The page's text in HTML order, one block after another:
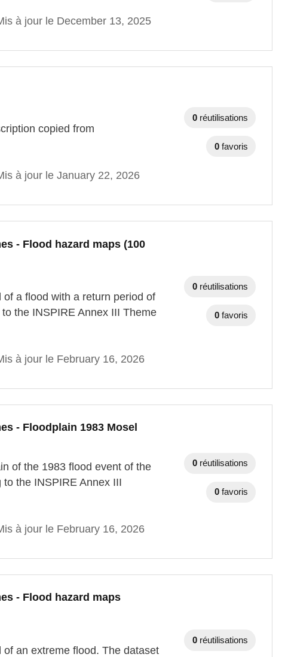
à jour le December 13, 2025
copied from
à jour le January 22, 2026
0 réutilisations
0 favoris
- Flood hazard maps (100
a flood with a return period of
the INSPIRE Annex III Theme
à jour le February 16, 2026
0 réutilisations
0 favoris
- Floodplain 1983 Mosel
of the 1983 flood event of the
the INSPIRE Annex III
à jour le February 16, 2026
0 réutilisations
0 favoris
- Flood hazard maps
an extreme flood. The dataset
0 réutilisations